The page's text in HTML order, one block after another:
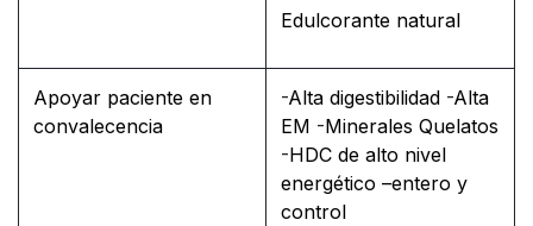
Edulcorante natural
Apoyar paciente en
convalecencia
-Alta digestibilidad -Alta
EM -Minerales Quelatos
-HDC de alto nivel
energético –entero y
control